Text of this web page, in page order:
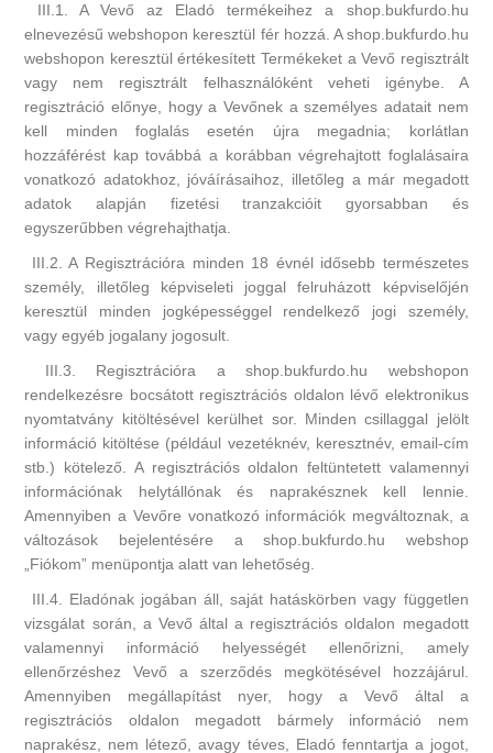
III.1. A Vevő az Eladó termékeihez a shop.bukfurdo.hu
elnevezésű webshopon keresztül fér hozzá. A shop.bukfurdo.hu
webshopon keresztül értékesített Termékeket a Vevő regisztrált
vagy nem regisztrált felhasználóként veheti igénybe. A
regisztráció előnye, hogy a Vevőnek a személyes adatait nem
kell minden foglalás esetén újra megadnia; korlátlan
hozzáférést kap továbbá a korábban végrehajtott foglalásaira
vonatkozó adatokhoz, jóváírásaihoz, illetőleg a már megadott
adatok alapján fizetési tranzakcióit gyorsabban és
egyszerűbben végrehajthatja.
III.2. A Regisztrációra minden 18 évnél idősebb természetes
személy, illetőleg képviseleti joggal felruházott képviselőjén
keresztül minden jogképességgel rendelkező jogi személy,
vagy egyéb jogalany jogosult.
III.3. Regisztrációra a shop.bukfurdo.hu webshopon
rendelkezésre bocsátott regisztrációs oldalon lévő elektronikus
nyomtatvány kitöltésével kerülhet sor. Minden csillaggal jelölt
információ kitöltése (például vezetéknév, keresztnév, email-cím
stb.) kötelező. A regisztrációs oldalon feltüntetett valamennyi
információnak helytállónak és naprakésznek kell lennie.
Amennyiben a Vevőre vonatkozó információk megváltoznak, a
változások bejelentésére a shop.bukfurdo.hu webshop
„Fiókom” menüpontja alatt van lehetőség.
III.4. Eladónak jogában áll, saját hatáskörben vagy független
vizsgálat során, a Vevő által a regisztrációs oldalon megadott
valamennyi információ helyességét ellenőrizni, amely
ellenőrzéshez Vevő a szerződés megkötésével hozzájárul.
Amennyiben megállapítást nyer, hogy a Vevő által a
regisztrációs oldalon megadott bármely információ nem
naprakész, nem létező, avagy téves, Eladó fenntartja a jogot,